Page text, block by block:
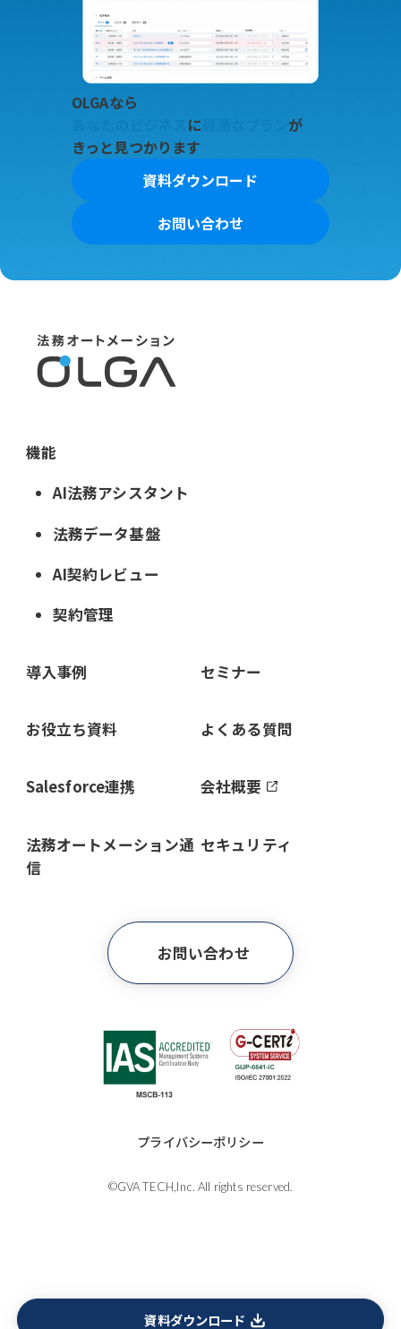
OLGAなら
に
が
きっと見つかります
資料ダウンロード
お問い合わせ
機能
AI法務アシスタント
法務データ基盤
AI契約レビュー
契約管理
導入事例 セミナー
お役立ち資料 よくある質問
Salesforce連携 会社概要
法務オートメーション通
信
セキュリティ
お問い合わせ
プライバシーポリシー
©GVA TECH,Inc. All rights reserved.
資料ダウンロード